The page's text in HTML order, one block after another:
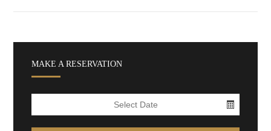
MAKE A RESERVATION